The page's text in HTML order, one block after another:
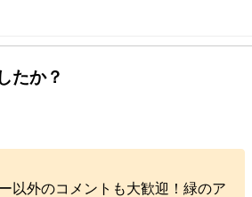
たか？
以外のコメントも大歓迎！緑のア